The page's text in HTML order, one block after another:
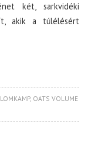
két, sarkvidéki
akik a túlélésért
, OATS VOLUME